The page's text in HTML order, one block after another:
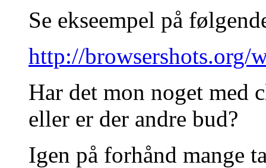
Se ekseempel på
http://
Har det mon noget med
eller er der andre bud?
Igen på forhånd mange